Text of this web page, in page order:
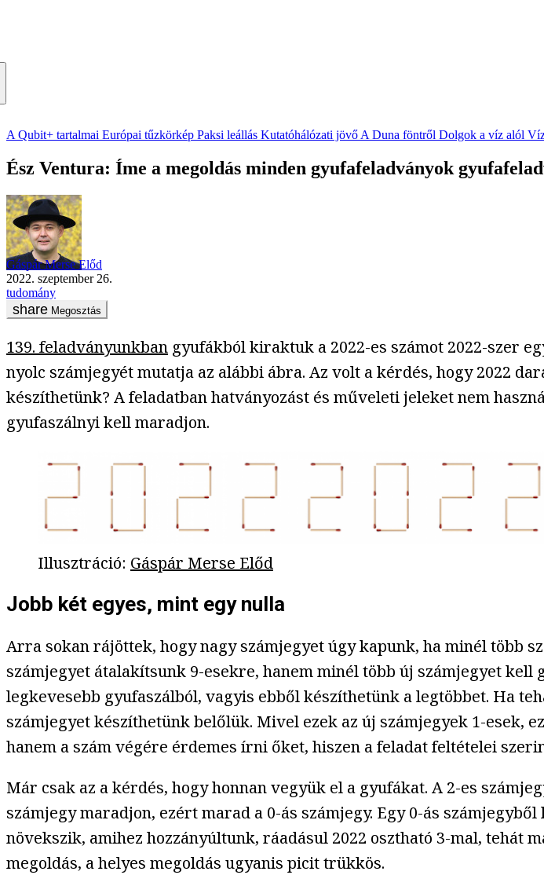
A Qubit+ tartalmai Európai tűzkörkép Paksi leállás Kutatóhálózati jövő A Duna föntről Dolgok a víz alól
Ész Ventura: Íme a megoldás minden gyufafeladványok
Gáspár Merse Előd
2022. szeptember 26.
tudomány
Megosztás
139. feladványunkban gyufákból kiraktuk a 2022-es számot 2022-szer
nyolc számjegyét mutatja az alábbi ábra. Az volt a kérdés, hogy 2022
készíthetünk? A feladatban hatványozást és műveleti jeleket nem
gyufaszálnyi kell maradjon.
Illusztráció: Gáspár Merse Előd
Jobb két egyes, mint egy nulla
Arra sokan rájöttek, hogy nagy számjegyet úgy kapunk, ha minél több
számjegyet átalakítsunk 9-esekre, hanem minél több új számjegyet
legkevesebb gyufaszálból, vagyis ebből készíthetünk a legtöbbet. Ha
számjegyet készíthetünk belőlük. Mivel ezek az új számjegyek 1-esek,
hanem a szám végére érdemes írni őket, hiszen a feladat feltételei
Már csak az a kérdés, hogy honnan vegyük el a gyufákat. A 2-es
számjegy maradjon, ezért marad a 0-ás számjegy. Egy 0-ás
növekszik, amihez hozzányúltunk, ráadásul 2022 osztható 3-mal, tehát
megoldás, a helyes megoldás ugyanis picit trükkös.